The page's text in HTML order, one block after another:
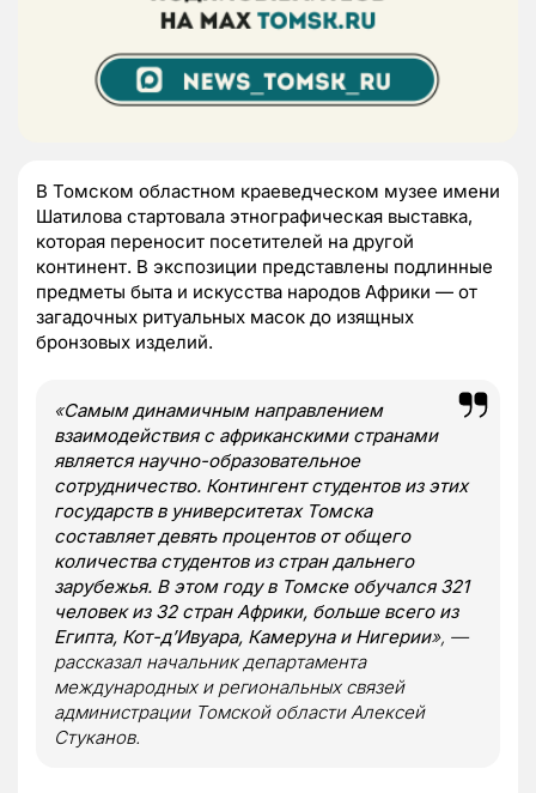
В Томском областном краеведческом музее имени
Шатилова стартовала этнографическая выставка,
которая переносит посетителей на другой
континент. В экспозиции представлены подлинные
предметы быта и искусства народов Африки — от
загадочных ритуальных масок до изящных
бронзовых изделий.
«Самым динамичным направлением
взаимодействия с африканскими странами
является научно-образовательное
сотрудничество. Контингент студентов из этих
государств в университетах Томска
составляет девять процентов от общего
количества студентов из стран дальнего
зарубежья. В этом году в Томске обучался 321
человек из 32 стран Африки, больше всего из
Египта, Кот-д’Ивуара, Камеруна и Нигерии», —
рассказал начальник департамента
международных и региональных связей
администрации Томской области Алексей
Стуканов.